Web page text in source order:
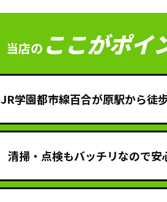
当店の ここがポイ
JR学園都市線百合が原駅から徒
清掃・点検もバッチリなので安